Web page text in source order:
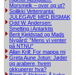
Morsmelk – over og ut?
Soilikki Vettenranta:
JULEGAVE MED BISMAK
Odd W. Andersen:
Smelting i Antarktis
Berit Kjeldstad og Mads
Nygård: ”Mens vi venter
på NTNU”
Allan Krill: For mappa mi
Greta Aune Jotun: Jøder
og arabere, hvem
okkuperer hva?